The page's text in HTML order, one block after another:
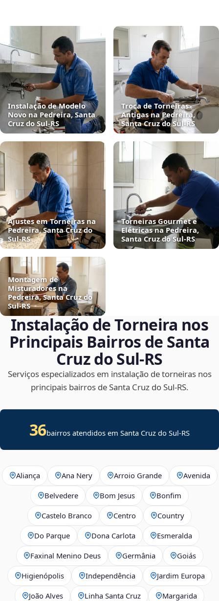
Instalação de Modelo
Novo na Pedreira, Santa
Cruz do Sul‑RS
Troca de Torneiras
Antigas na Pedreira,
Santa Cruz do Sul‑RS
Ajustes em Torneiras na
Pedreira, Santa Cruz do
Sul‑RS
Torneiras Gourmet e
Elétricas na Pedreira,
Santa Cruz do Sul‑RS
Montagem de
Misturadores na
Pedreira, Santa Cruz do
Sul‑RS
Instalação de Torneira nos
Principais Bairros de Santa
Cruz do Sul‑RS
Serviços especializados em instalação de torneiras nos
principais bairros de Santa Cruz do Sul‑RS.
36bairros atendidos em Santa Cruz do Sul-RS
Aliança Ana Nery Arroio Grande Avenida
Belvedere Bom Jesus Bonfim
Castelo Branco Centro Country
Do Parque Dona Carlota Esmeralda
Faxinal Menino Deus Germânia Goiás
Higienópolis Independência Jardim Europa
João Alves Linha Santa Cruz Margarida